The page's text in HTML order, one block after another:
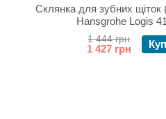
Склянка для зубних щіток
Hansgrohe Logis
1 444 грн
1 427 грн